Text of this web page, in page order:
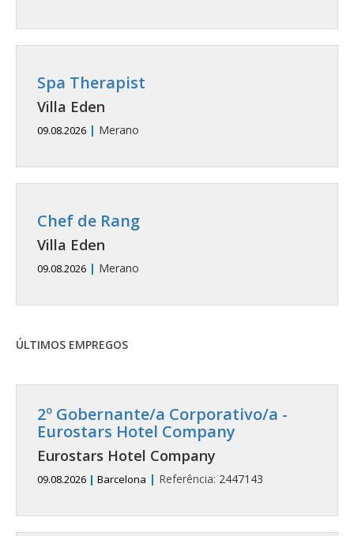
Spa Therapist
Villa Eden
09.08.2026 | Merano
Chef de Rang
Villa Eden
09.08.2026 | Merano
ÚLTIMOS EMPREGOS
2º Gobernante/a Corporativo/a -
Eurostars Hotel Company
Eurostars Hotel Company
09.08.2026 | Barcelona | Referência: 2447143